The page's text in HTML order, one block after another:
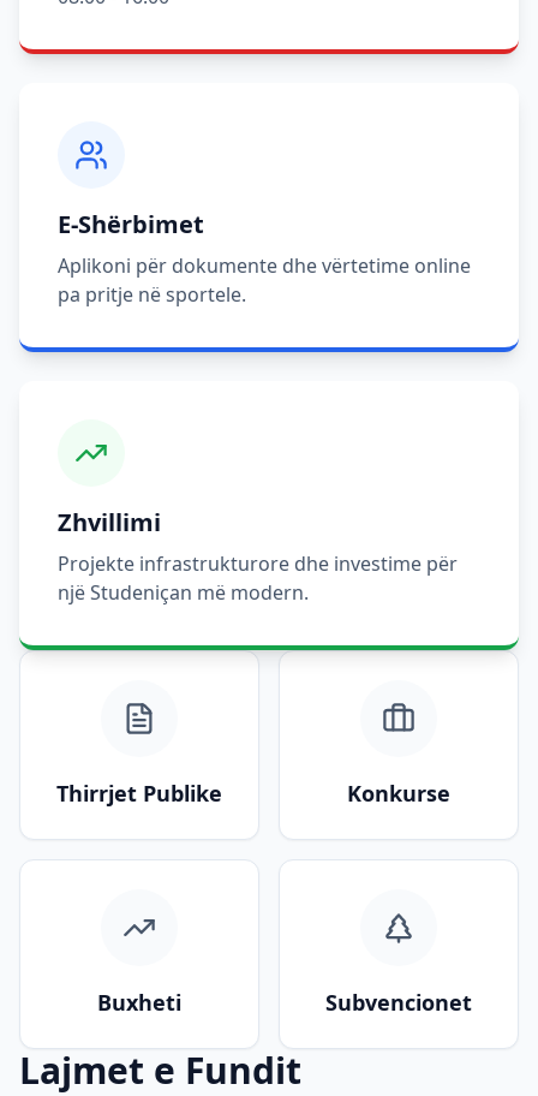
E-Shërbimet
Aplikoni për dokumente dhe vërtetime online
pa pritje në sportele.
Zhvillimi
Projekte infrastrukturore dhe investime për
një Studeniçan më modern.
Thirrjet Publike Konkurse
Buxheti Subvencionet
Lajmet e Fundit